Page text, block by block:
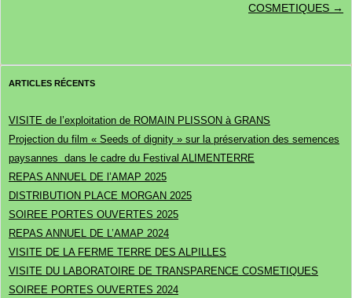
COSMETIQUES →
ARTICLES RÉCENTS
VISITE de l’exploitation de ROMAIN PLISSON à GRANS
Projection du film « Seeds of dignity » sur la préservation des semences
paysannes dans le cadre du Festival ALIMENTERRE
REPAS ANNUEL DE l’AMAP 2025
DISTRIBUTION PLACE MORGAN 2025
SOIREE PORTES OUVERTES 2025
REPAS ANNUEL DE L’AMAP 2024
VISITE DE LA FERME TERRE DES ALPILLES
VISITE DU LABORATOIRE DE TRANSPARENCE COSMETIQUES
SOIREE PORTES OUVERTES 2024